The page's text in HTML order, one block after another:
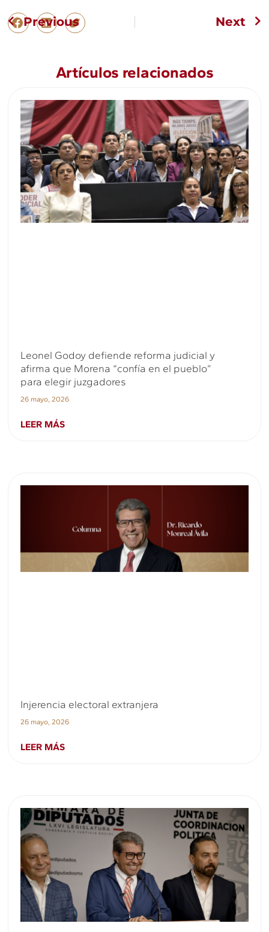
Previous Next
Artículos relacionados
Leonel Godoy defiende reforma judicial y
afirma que Morena “confía en el pueblo”
para elegir juzgadores
26 mayo, 2026
LEER MÁS
Injerencia electoral extranjera
26 mayo, 2026
LEER MÁS